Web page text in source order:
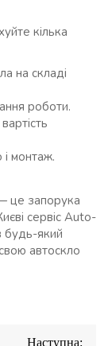
кілька
на складі
роботи.
і монтаж.
це запорука
сервіс Auto-
будь-який
автоскло
Наступна: